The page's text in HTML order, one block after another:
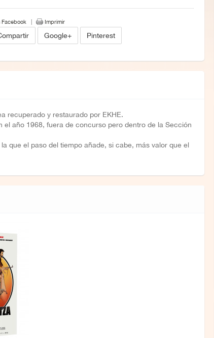
Facebook Imprimir
Google+ Pinterest
recuperado y restaurado por EKHE.
año 1968, fuera de concurso pero dentro de la Sección
que el paso del tiempo añade, si cabe, más valor que el